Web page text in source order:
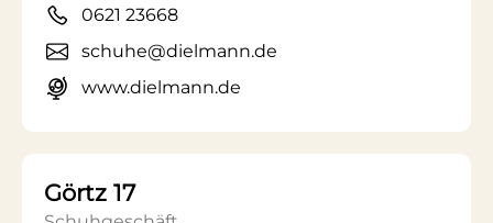
0621 23668
schuhe@dielmann.de
www.dielmann.de
Görtz 17